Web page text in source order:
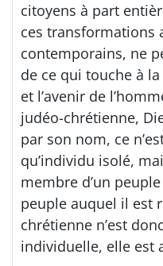
citoyens à part
ces transformations
contemporains, ne
de ce qui touche à
et l’avenir de
judéo-chrétienne,
par son nom, ce
qu’individu isolé,
membre d’un
peuple auquel il est
chrétienne n’est
individuelle, elle est